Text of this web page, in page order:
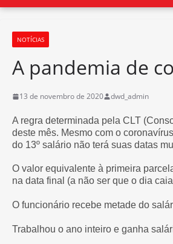
NOTÍCIAS
A pandemia de
13 de novembro de 2020 dwd_admin
A regra determinada pela CLT
deste mês. Mesmo com o
do 13º salário não terá suas datas
O valor equivalente à primeira
na data final (a não ser que o dia
O funcionário recebe metade do
Trabalhou o ano inteiro e ganha